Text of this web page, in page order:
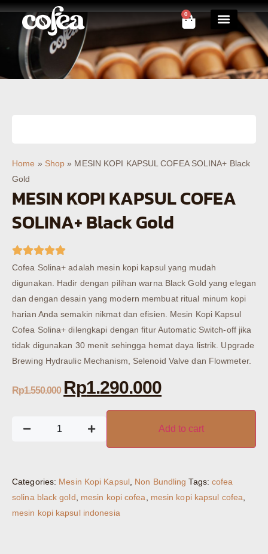
0
Home » Shop » MESIN KOPI KAPSUL COFEA SOLINA+ Black
Gold
MESIN KOPI KAPSUL COFEA
SOLINA+ Black Gold
Cofea Solina+ adalah mesin kopi kapsul yang mudah
digunakan. Hadir dengan pilihan warna Black Gold yang elegan
dan dengan desain yang modern membuat ritual minum kopi
harian Anda semakin nikmat dan efisien. Mesin Kopi Kapsul
Cofea Solina+ dilengkapi dengan fitur Automatic Switch-off jika
tidak digunakan 30 menit sehingga hemat daya listrik. Upgrade
Brewing Hydraulic Mechanism, Selenoid Valve dan Flowmeter.
Rp1.550.000 Rp1.290.000
Add to cart
Categories: Mesin Kopi Kapsul, Non Bundling Tags:cofea
solina black gold
mesin kopi cofea mesin kopi kapsul cofea
mesin kopi kapsul indonesia